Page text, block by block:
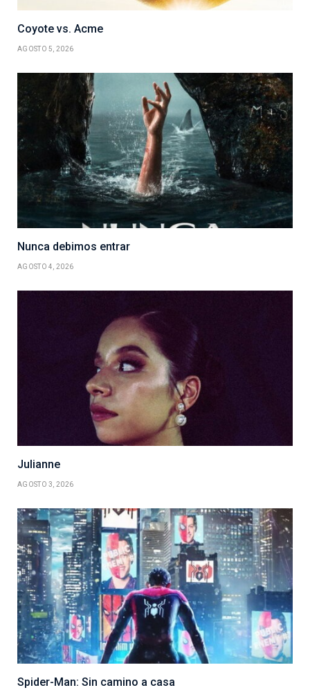
Coyote vs. Acme
AGOSTO 5, 2026
Nunca debimos entrar
AGOSTO 4, 2026
Julianne
AGOSTO 3, 2026
Spider-Man: Sin camino a casa